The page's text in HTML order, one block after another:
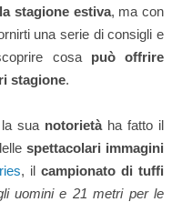
stagione estiva, ma con
una serie di consigli e
cosa può offrire
stagione.
sua notorietà ha fatto il
spettacolari immagini
, ilcampionato di tuffi
uomini e 21 metri per le